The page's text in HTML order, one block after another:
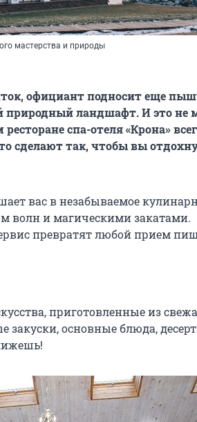
мастерства и природы
официант подносит еще
ландшафт. И это не
спа-отеля «Крона»
сделают так, чтобы вы
вас в незабываемое
волн и магическими закатами.
превратят любой прием
приготовленные из
закуски, основные блюда,